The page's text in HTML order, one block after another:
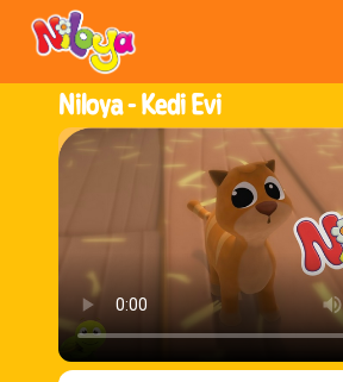
Niloya -Kedi Evi